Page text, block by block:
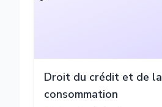
Droit du crédit et de la
consommation